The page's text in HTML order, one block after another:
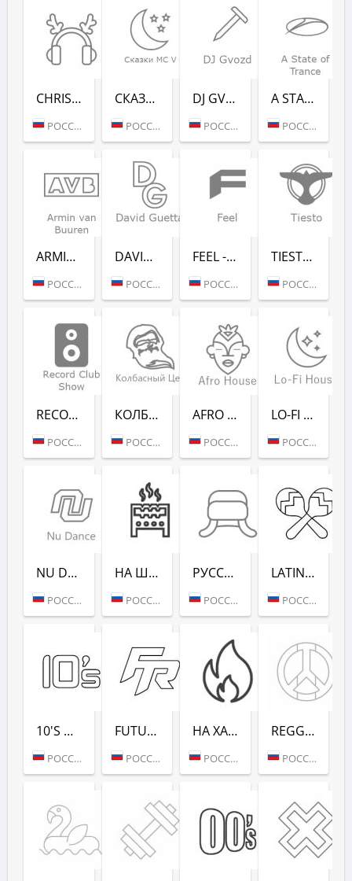
CHRISTMAS CHILL (РАДИО РЕКОРД)
РОССИЯ (МОСКВА)
СКАЗ­КИ MC V (РАДИО РЕКОРД)
РОССИЯ (МОСКВА)
DJ GVOZD - RADIO RECORD
РОССИЯ (МОСКВА)
A STATE OF TRANCE - RADIO RECORD
РОССИЯ (МОСКВА)
ARMIN VAN BUUREN - RADIO RECORD
РОССИЯ (МОСКВА)
DAVID GUETTA - RADIO RECORD
РОССИЯ (МОСКВА)
FEEL - RADIO RECORD
РОССИЯ (МОСКВА)
TIESTO - RADIO RECORD
РОССИЯ (МОСКВА)
RECORD CLUB SHOW - RADIO RECORD
РОССИЯ (МОСКВА)
КОЛБАСНЫЙ ЦЕХ (РАДИО РЕКОРД)
РОССИЯ (МОСКВА)
AFRO HOUSE (РАДИО РЕКОРД)
РОССИЯ (МОСКВА)
LO-FI HOUSE (РАДИО РЕКОРД)
РОССИЯ (МОСКВА)
NU DANCE (РАДИО РЕКОРД)
РОССИЯ (МОСКВА)
НА ШАШЛЫКИ (РАДИО РЕКОРД)
РОССИЯ (САНКТ-ПЕТЕРБУРГ)
РУССКАЯ ЗИМА (РАДИО РЕКОРД)
РОССИЯ (МОСКВА)
LATINA DANCE (РАДИО РЕКОРД)
РОССИЯ (МОСКВА)
10'S DANCE (РАДИО РЕКОРД)
РОССИЯ (МОСКВА)
FUTURE RAVE (РАДИО РЕКОРД)
РОССИЯ (МОСКВА)
НА ХАЙПЕ (РАДИО РЕКОРД)
РОССИЯ (МОСКВА)
REGGAE - РАДИО РЕКОРД
РОССИЯ (МОСКВА)